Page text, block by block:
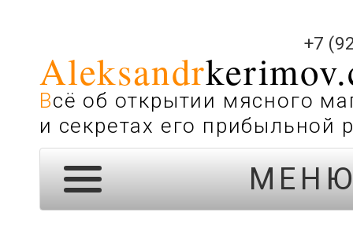
Aleksandr
Всё об открытии мясного магазина
и секретах его прибыльной
+7